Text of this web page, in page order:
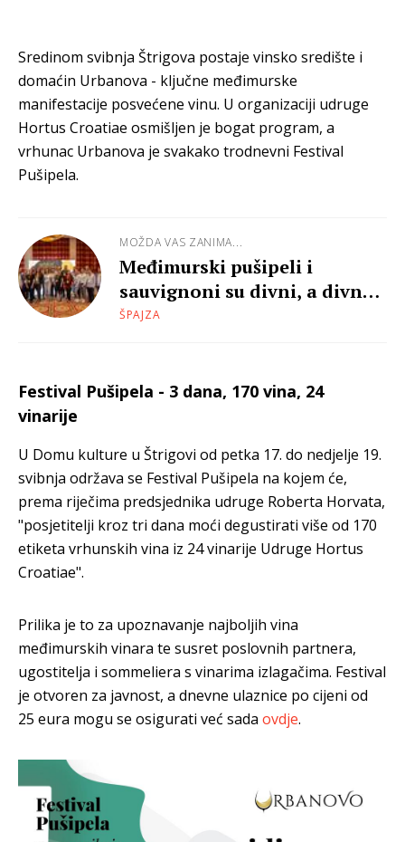
Sredinom svibnja Štrigova postaje vinsko središte i
domaćin Urbanova - ključne međimurske
manifestacije posvećene vinu. U organizaciji udruge
Hortus Croatiae osmišljen je bogat program, a
vrhunac Urbanova je svakako trodnevni Festival
Pušipela.
MOŽDA VAS ZANIMA...
Međimurski pušipeli i
sauvignoni su divni, a divne
su i mlade generacije vinara
ŠPAJZA
Festival Pušipela - 3 dana, 170 vina, 24
vinarije
U Domu kulture u Štrigovi od petka 17. do nedjelje 19.
svibnja održava se Festival Pušipela na kojem će,
prema riječima predsjednika udruge Roberta Horvata,
"posjetitelji kroz tri dana moći degustirati više od 170
etiketa vrhunskih vina iz 24 vinarije Udruge Hortus
Croatiae".
Prilika je to za upoznavanje najboljih vina
međimurskih vinara te susret poslovnih partnera,
ugostitelja i sommeliera s vinarima izlagačima. Festival
je otvoren za javnost, a dnevne ulaznice po cijeni od
25 eura mogu se osigurati već sada ovdje.